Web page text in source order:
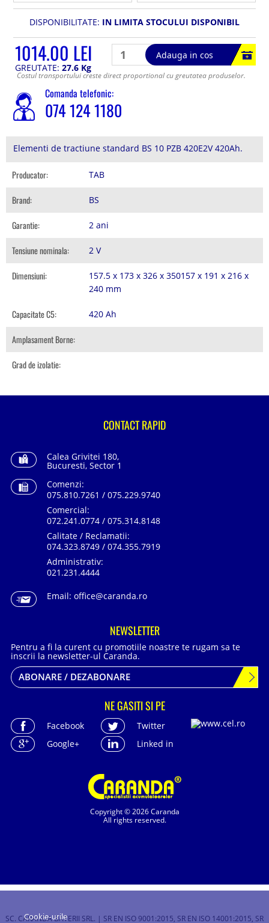
DISPONIBILITATE: IN LIMITA STOCULUI DISPONIBIL
1014.00 LEI
Adauga in cos
GREUTATE: 27.6 Kg
Costul transportului creste direct proportional cu greutatea produselor.
Comanda telefonic:
074 124 1180
Elementi de tractiune standard BS 10 PZB 420E2V 420Ah.
Producator: TAB
Brand: BS
Garantie: 2 ani
Tensiune nominala: 2 V
Dimensiuni:
157.5 x 173 x 326 x 350157 x 191 x 216 x
240 mm
Capacitate C5: 420 Ah
Amplasament Borne:
Grad de izolatie:
Copyright © 2026 Caranda
All rights reserved.
CONTACT RAPID
Calea Grivitei 180,
Bucuresti, Sector 1
Comenzi:
075.810.7261 / 075.229.9740
Comercial:
072.241.0774 / 075.314.8148
Calitate / Reclamatii:
074.323.8749 / 074.355.7919
Administrativ:
021.231.4444
Email: office@caranda.ro
NEWSLETTER
Pentru a fi la curent cu promotiile noastre te rugam sa te
inscrii la newsletter-ul Caranda.
ABONARE / DEZABONARE
NE GASITI SI PE
Facebook
Twitter
Google+
Linked in
SC. CARANDA BATERII SRL. | SR EN ISO 9001:2015, SR EN ISO 14001:2015, SR
Cookie-urile